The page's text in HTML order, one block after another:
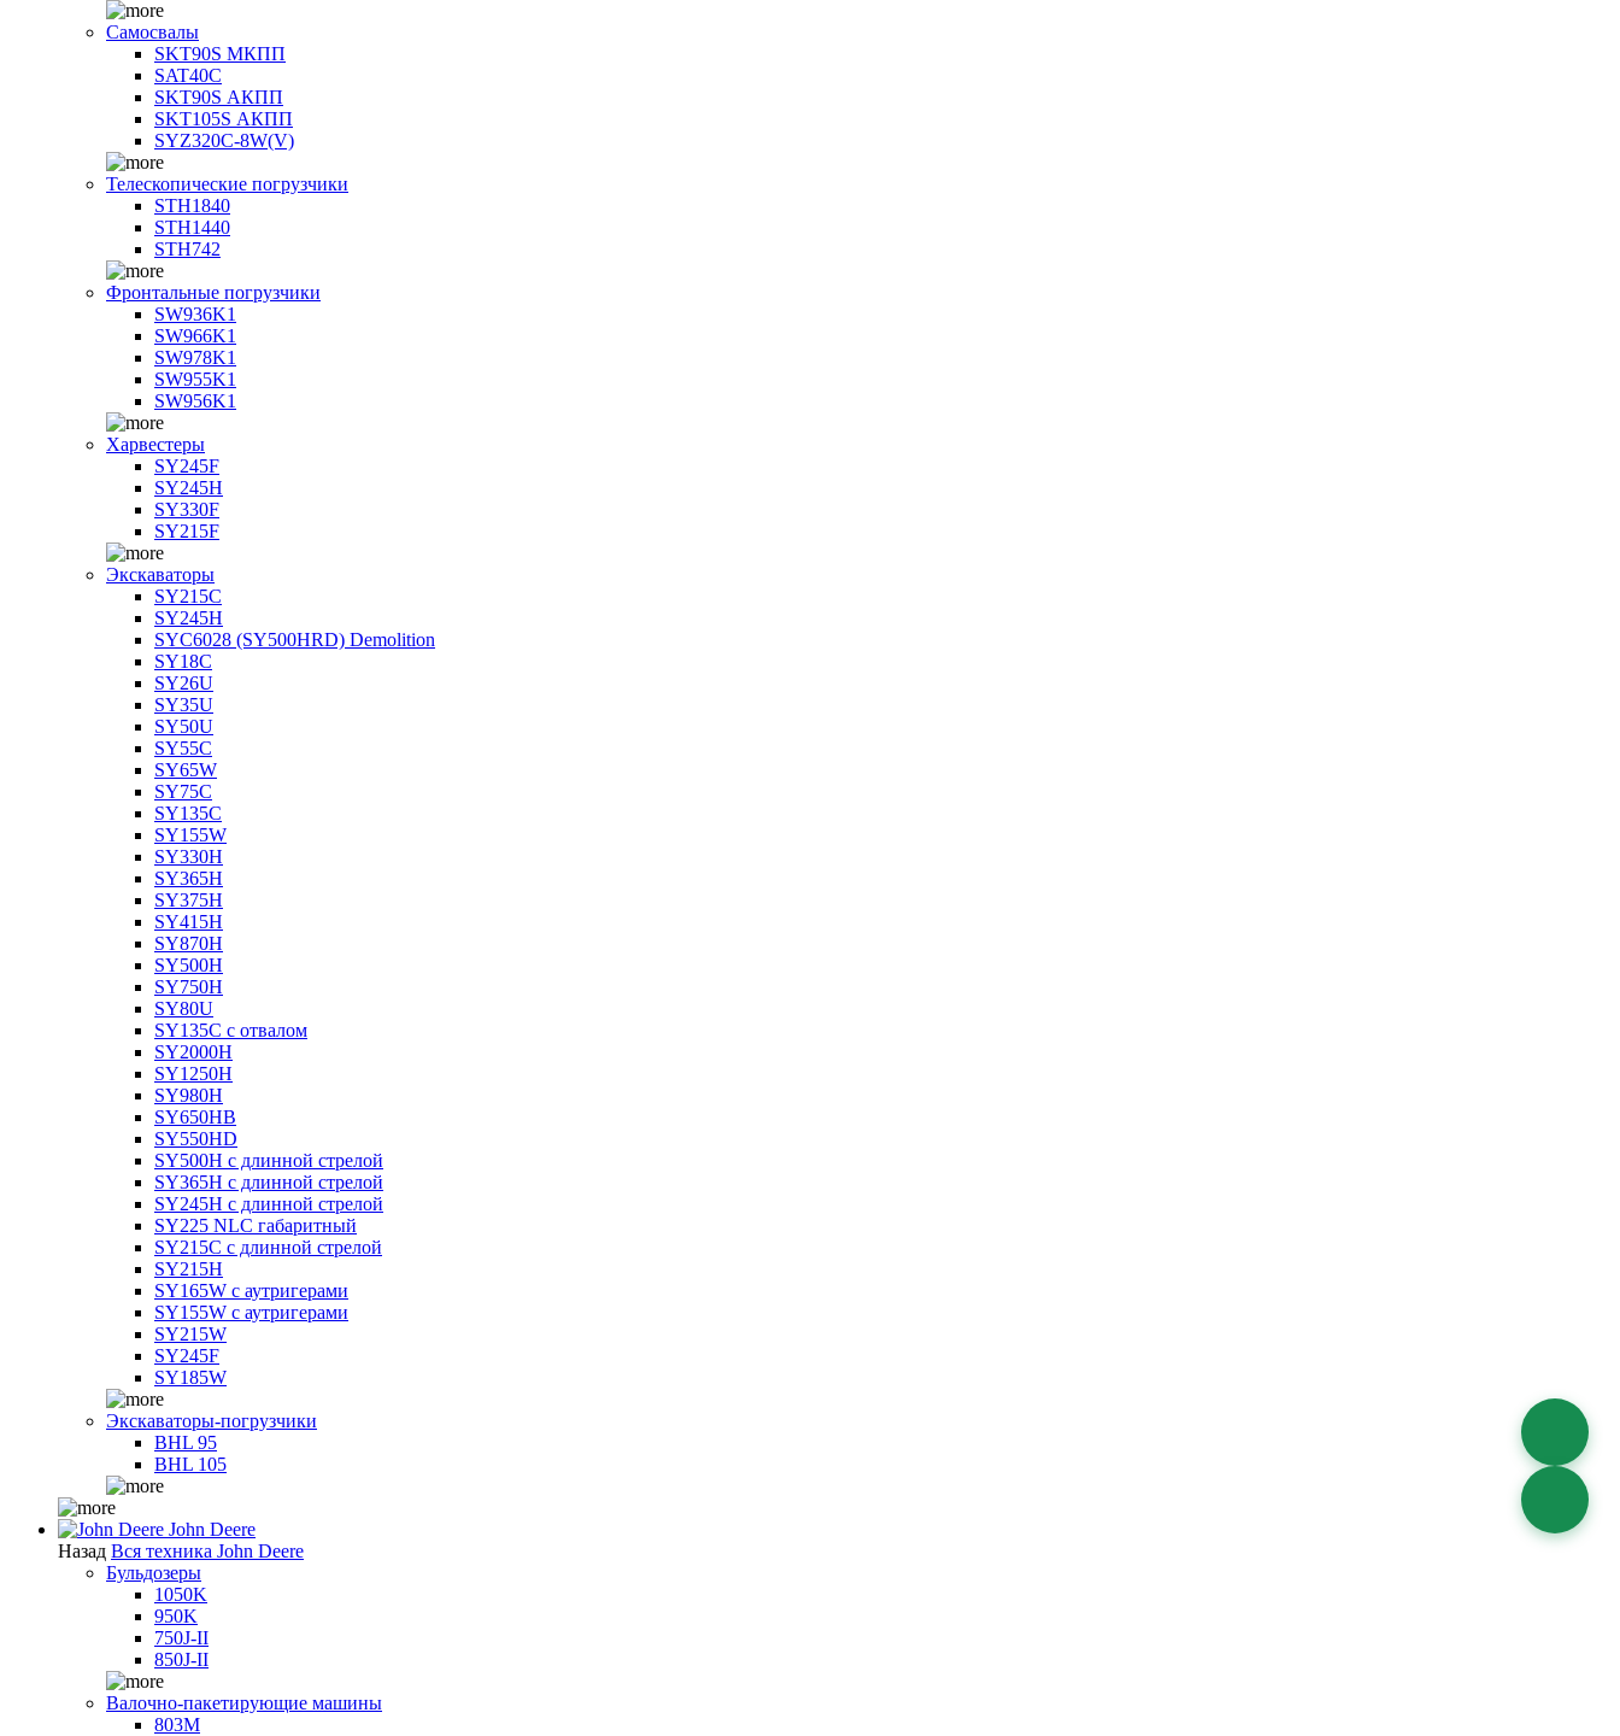
Самосвалы
SKT90S МКПП
SAT40C
SKT90S АКПП
SKT105S АКПП
SYZ320C-8W(V)
Телескопические погрузчики
STH1840
STH1440
STH742
Фронтальные погрузчики
SW936K1
SW966K1
SW978K1
SW955K1
SW956K1
Харвестеры
SY245F
SY245H
SY330F
SY215F
Экскаваторы
SY215C
SY245H
SYC6028 (SY500HRD) Demolition
SY18C
SY26U
SY35U
SY50U
SY55C
SY65W
SY75C
SY135C
SY155W
SY330H
SY365H
SY375H
SY415H
SY870H
SY500H
SY750H
SY80U
SY135C с отвалом
SY2000H
SY1250H
SY980H
SY650HB
SY550HD
SY500H с длинной стрелой
SY365H с длинной стрелой
SY245H с длинной стрелой
SY225 NLC габаритный
SY215C с длинной стрелой
SY215H
SY165W с аутригерами
SY155W с аутригерами
SY215W
SY245F
SY185W
Экскаваторы-погрузчики
BHL 95
BHL 105
John Deere
Назад Вся техника John Deere
Бульдозеры
1050K
950K
750J-II
850J-II
Валочно-пакетирующие машины
803M